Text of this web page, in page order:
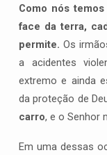
Como nós
face da terra,
permite. Os
a acidentes
extremo e ainda
da proteção de
carro, e o Senhor
Em uma dessas